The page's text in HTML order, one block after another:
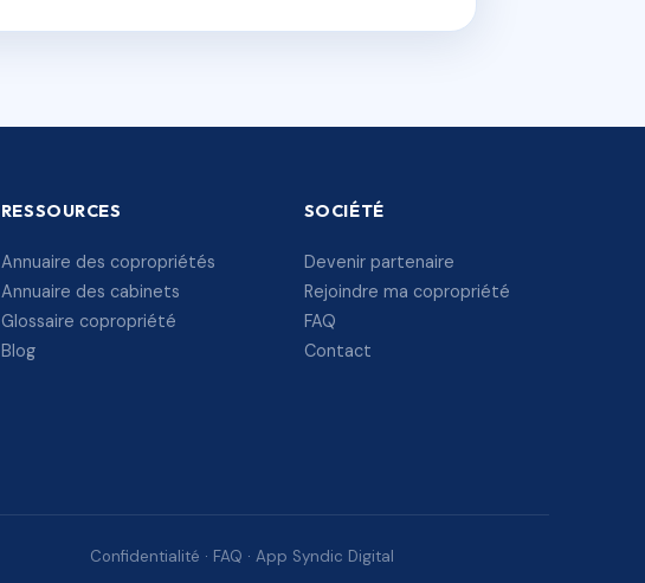
RESSOURCES
Annuaire des copropriétés
Annuaire des cabinets
Glossaire copropriété
Blog
SOCIÉTÉ
Devenir partenaire
Rejoindre ma copropriété
FAQ
Contact
Confidentialité · FAQ · App Syndic Digital